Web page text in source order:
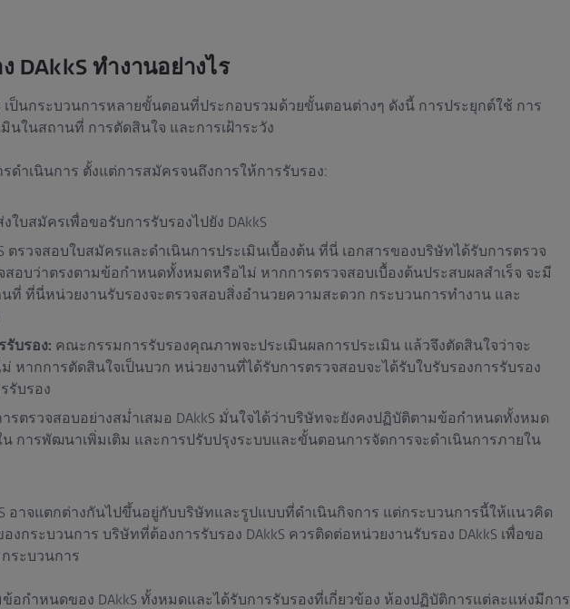
DAkkS ทำงานอย่างไร
เป็นกระบวนการหลายขั้นตอนที่ประกอบรวมด้วยขั้นตอนต่างๆ ดังนี้ การประยุกต์ใช้ การ
นในสถานที่ การตัดสินใจ และการเฝ้าระวัง
ำเนินการ ตั้งแต่การสมัครจนถึงการให้การรับรอง:
ใบสมัครเพื่อขอรับการรับรองไปยัง DAkkS
ตรวจสอบใบสมัครและดำเนินการประเมินเบื้องต้น ที่นี่ เอกสารของบริษัทได้รับการตรวจ
อบว่าตรงตามข้อกำหนดทั้งหมดหรือไม่ หากการตรวจสอบเบื้องต้นประสบผลสำเร็จ จะมี
ที่ ที่นี่หน่วยงานรับรองจะตรวจสอบสิ่งอำนวยความสะดวก กระบวนการทำงาน และ
รับรอง: คณะกรรมการรับรองคุณภาพจะประเมินผลการประเมิน แล้วจึงตัดสินใจว่าจะ
หากการตัดสินใจเป็นบวก หน่วยงานที่ได้รับการตรวจสอบจะได้รับใบรับรองการรับรอง
บรอง
ารตรวจสอบอย่างสม่ำเสมอ DAkkS มั่นใจได้ว่าบริษัทจะยังคงปฏิบัติตามข้อกำหนดทั้งหมด
การพัฒนาเพิ่มเติม และการปรับปรุงระบบและขั้นตอนการจัดการจะดำเนินการภายใน
อาจแตกต่างกันไปขึ้นอยู่กับบริษัทและรูปแบบที่ดำเนินกิจการ แต่กระบวนการนี้ให้แนวคิด
งกระบวนการ บริษัทที่ต้องการรับรอง DAkkS ควรติดต่อหน่วยงานรับรอง DAkkS เพื่อขอ
ระบวนการ
อกำหนดของ DAkkS ทั้งหมดและได้รับการรับรองที่เกี่ยวข้อง ห้องปฏิบัติการแต่ละแห่งมีการ